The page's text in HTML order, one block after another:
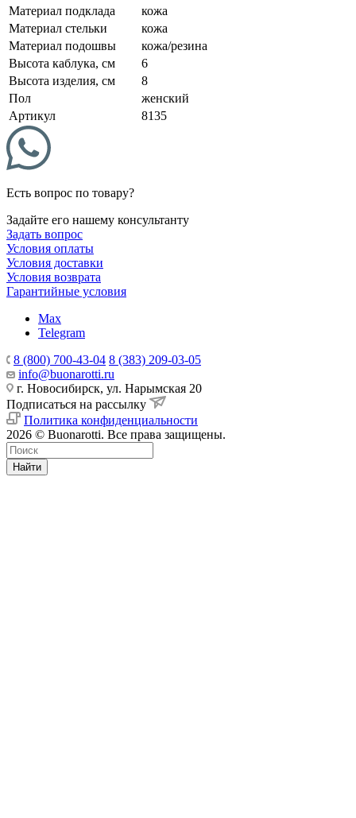
Материал подклада
кожа
Материал стельки
кожа
Материал подошвы
кожа/резина
Высота каблука, см
6
Высота изделия, см
8
Пол
женский
Артикул
8135
Есть вопрос по товару?
Задайте его нашему консультанту
Задать вопрос
Условия оплаты
Условия доставки
Условия возврата
Гарантийные условия
Max
Telegram
8 (800) 700-43-04 8 (383) 209-03-05
info@buonarotti.ru
г. Новосибирск, ул. Нарымская 20
Подписаться на рассылку
Политика конфиденциальности
2026 © Buonarotti. Все права защищены.
Найти